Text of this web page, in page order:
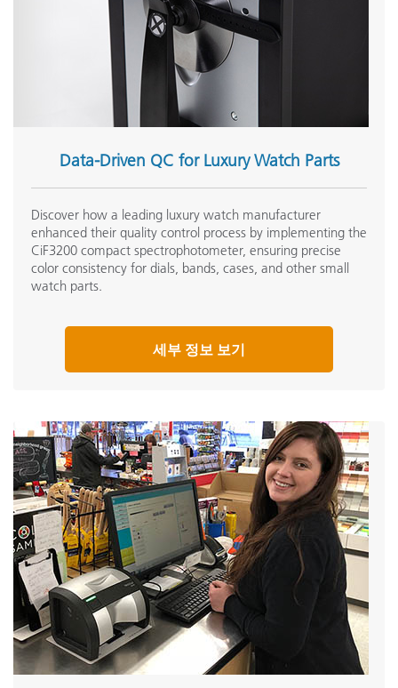
Data-Driven QC for Luxury Watch Parts
Discover how a leading luxury watch manufacturer
enhanced their quality control process by implementing the
CiF3200 compact spectrophotometer, ensuring precise
color consistency for dials, bands, cases, and other small
watch parts.
세부 정보 보기